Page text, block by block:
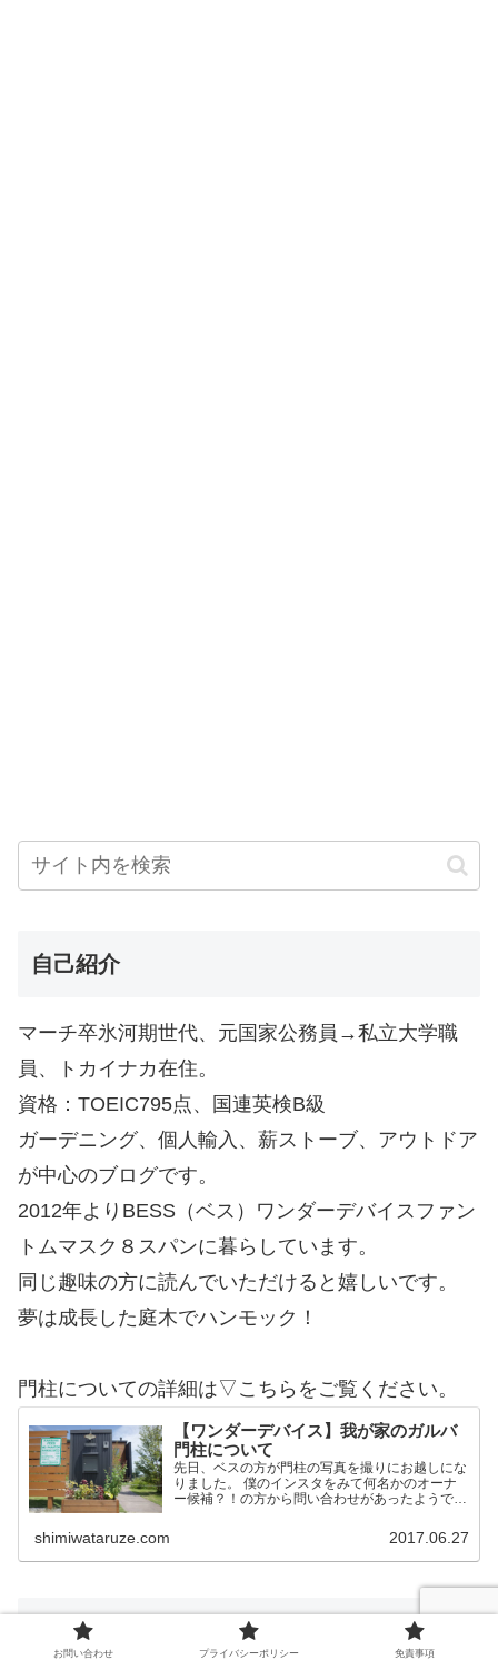
自己紹介
マーチ卒氷河期世代、元国家公務員→私立大学職
員、トカイナカ在住。
資格：TOEIC795点、国連英検B級
ガーデニング、個人輸入、薪ストーブ、アウトドア
が中心のブログです。
2012年よりBESS（ベス）ワンダーデバイスファン
トムマスク８スパンに暮らしています。
同じ趣味の方に読んでいただけると嬉しいです。
夢は成長した庭木でハンモック！
門柱についての詳細は▽こちらをご覧ください。
【ワンダーデバイス】我が家のガルバ
門柱について
先日、ベスの方が門柱の写真を撮りにお越しにな
りました。 僕のインスタをみて何名かのオーナ
ー候補？！の方から問い合わせがあったようで
て詳細を記載しておこうかと思います。 作りは
shimiwataruze.com 2017.06.27
カテゴリー
お問い合わせ プライバシーポリシー 免責事項